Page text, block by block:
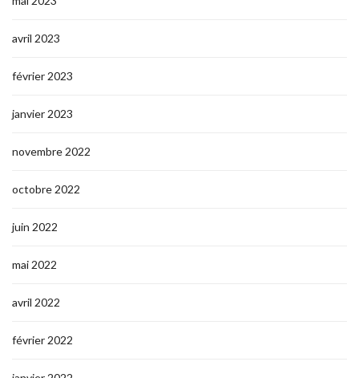
avril 2023
février 2023
janvier 2023
novembre 2022
octobre 2022
juin 2022
mai 2022
avril 2022
février 2022